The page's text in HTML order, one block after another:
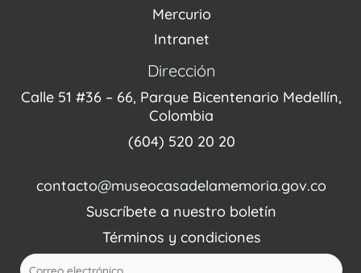
Mercurio
Intranet
Dirección
Calle 51 #36 – 66, Parque Bicentenario Medellín,
Colombia
(604) 520 20 20
contacto@museocasadelamemoria.gov.co
Suscríbete a nuestro boletín
Términos y condiciones